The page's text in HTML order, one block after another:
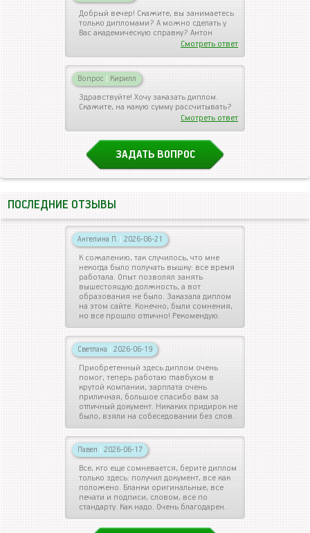
Добрый вечер! Скажите, вы занимаетесь
только дипломами? А можно сделать у
Вас академическую справку? Антон
Смотреть ответ
Вопрос | Кирилл
Здравствуйте! Хочу заказать диплом.
Скажите, на какую сумму рассчитывать?
Смотреть ответ
ЗАДАТЬ ВОПРОС
ПОСЛЕДНИЕ ОТЗЫВЫ
Ангелина П. | 2026-06-21
К сожалению, так случилось, что мне
некогда было получать вышку: все время
работала. Опыт позволял занять
вышестоящую должность, а вот
образования не было. Заказала диплом
на этом сайте. Конечно, были сомнения,
но все прошло отлично! Рекомендую.
Светлана | 2026-06-19
Приобретенный здесь диплом очень
помог, теперь работаю главбухом в
крутой компании, зарплата очень
приличная, большое спасибо вам за
отличный документ. Никаких придирок не
было, взяли на собеседовании без слов.
Павел | 2026-06-17
Все, кто еще сомневается, берите диплом
только здесь: получил документ, все как
положено. Бланки оригинальные, все
печати и подписи, словом, все по
стандарту. Как надо. Очень благодарен.